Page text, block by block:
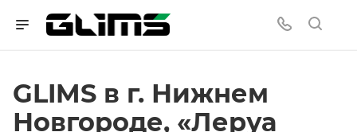
GLIMS в г. Нижнем
Новгороде, «Леруа